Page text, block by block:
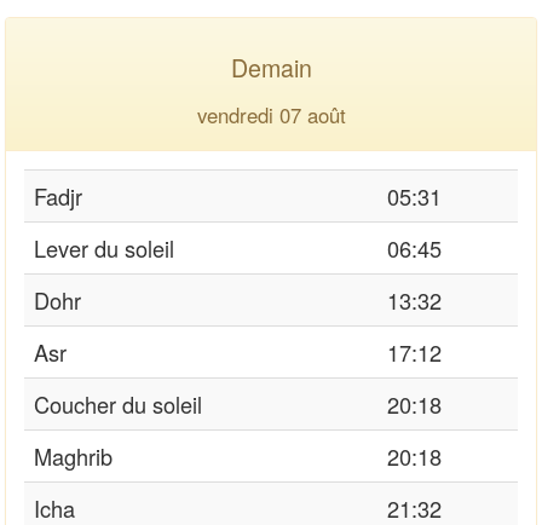
Demain
vendredi 07 août
Fadjr
05:31
Lever du soleil
06:45
Dohr
13:32
Asr
17:12
Coucher du soleil
20:18
Maghrib
20:18
Icha
21:32